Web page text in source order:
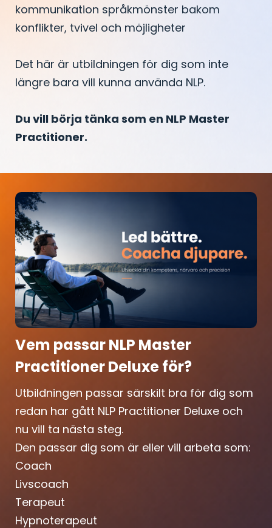
kommunikation språkmönster bakom
konflikter, tvivel och möjligheter
Det här är utbildningen för dig som inte
längre bara vill kunna använda NLP.
Du vill börja tänka som en NLP Master
Practitioner.
Vem passar NLP Master
Practitioner Deluxe för?
Utbildningen passar särskilt bra för dig som
redan har gått NLP Practitioner Deluxe och
nu vill ta nästa steg.
Den passar dig som är eller vill arbeta som:
Coach
Livscoach
Terapeut
Hypnoterapeut